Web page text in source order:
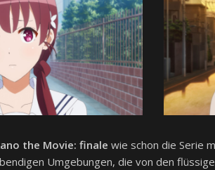
the Movie: finale wie schon die Serie
Umgebungen, die von den